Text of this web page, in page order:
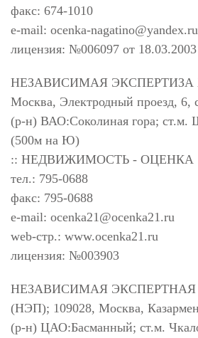
факс: 674-1010
e-mail: ocenka-nagatino@yandex.ru
лицензия: №006097 от 18.03.2003
НЕЗАВИСИМАЯ ЭКСПЕРТИЗА
Москва, Электродный проезд, 6,
(р-н) ВАО:Соколиная гора; ст.м.
(500м на Ю)
:: НЕДВИЖИМОСТЬ - ОЦЕНКА
тел.: 795-0688
факс: 795-0688
e-mail: ocenka21@ocenka21.ru
web-стр.: www.ocenka21.ru
лицензия: №003903
НЕЗАВИСИМАЯ
(НЭП); 109028, Москва,
(р-н) ЦАО:Басманный; ст.м.